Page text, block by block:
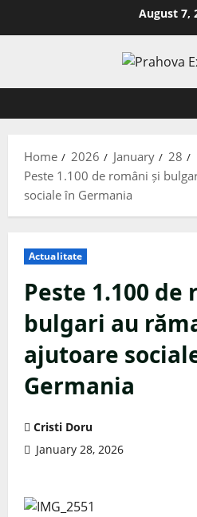
August 7,
Home 2026 January
28
Peste 1.100 de români și
sociale în Germania
Actualitate
Peste 1.100 de
bulgari au
ajutoare
Germania
Cristi Doru
January 28, 2026